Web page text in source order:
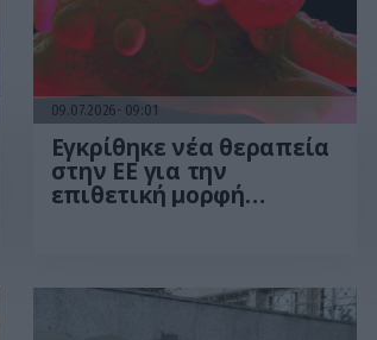
09.07.2026 09:01
Εγκρίθηκε νέα θεραπεία
στην ΕΕ για την
επιθετική μορφή